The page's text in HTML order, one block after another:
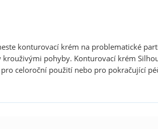
konturovací krém na problematické
pohyby. Konturovací krém
celoroční použití nebo pro pokračující